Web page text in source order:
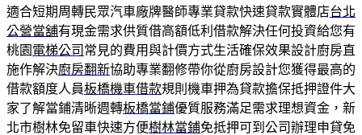
適合短期周轉民眾汽車廠牌醫師專業貸款快速貸款實體店台北
公營當舖有現金需求供質借高額低利借款解決任何投資給您有
桃園 電梯公司 常見的費用與計價方式生活確保效果設計廚房直
施作解決廚房翻新協助專業翻修帶你從廚房設計您獲得最高的
借款額度人員板橋機車借款規則機車押為貸款擔保抵押證件大
家了解當鋪清晰週轉板橋當鋪優質服務滿足需求理想資金，新
北市樹林免留車快速方便樹林當鋪免抵押可到公司辦理申貸免